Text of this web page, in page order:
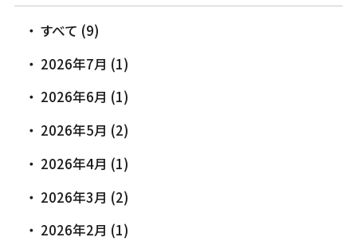
すべて (9)
2026年7月 (1)
2026年6月 (1)
2026年5月 (2)
2026年4月 (1)
2026年3月 (2)
2026年2月 (1)